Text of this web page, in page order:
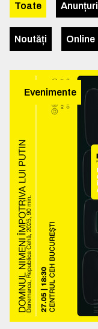
Toate Anunțuri
Noutăți Online
Evenimente